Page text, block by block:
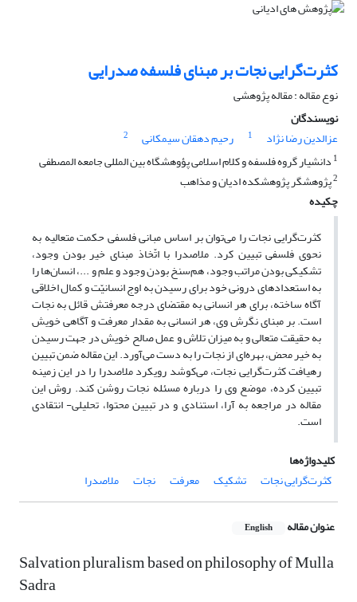
کثرت‌گرایی نجات بر مبنای فلسفه صدرایی
نوع مقاله : مقاله پژوهشی
نویسندگان
عزالدین رضا نژاد
1 رحیم دهقان سیمکانی
2
1 دانشیار گروه فلسفه و کلام اسلامی پؤوهشگاه بین المللی جامعه المصطفی
2پژوهشگر پژوهشکده ادیان و مذاهب
چکیده
کثرت‌گرایی نجات را می‌توان بر اساس مبانی فلسفی حکمت متعالیه به
نحوی فلسفی تبیین کرد. ملاصدرا با اتّخاذ مبنای خیر بودن وجود،
تشکیکی بودن مراتب وجود، هم‌سنخ بودن وجود و علم و ...، انسان‌ها را
به استعدادهای درونی خود برای رسیدن به اوج انسانیّت و کمال اخلاقی
آگاه ساخته، برای هر انسانی به مقتضای درجه معرفتش قائل به نجات
است. بر مبنای نگرش وی، هر انسانی به مقدار معرفت و آگاهی خویش
به حقیقت متعالی و به میزان تلاش و عمل صالح خویش در جهت رسیدن
به خیر محض، بهره‌ای از نجات را به دست می‌آورد. این مقاله ضمن تبیین
رهیافت کثرت‌گرایی نجات، می‌کوشد رویکرد ملاصدرا را در این زمینه
تبیین کرده، موضع وی را درباره مسئله نجات روشن کند. روش این
مقاله در مراجعه به آرا، استنادی و در تبیین محتوا، تحلیلی- انتقادی
است.
کلیدواژه‌ها
کثرت‌گرایی نجات
تشکیک معرفت نجات ملاصدرا
عنوان مقاله English
Salvation pluralism based on philosophy of Mulla
Sadra